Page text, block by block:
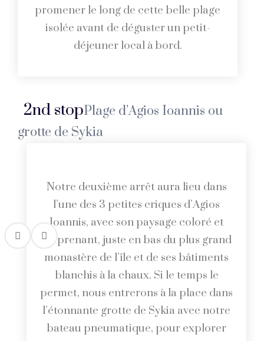
promener le long de cette belle plage
isolée avant de déguster un petit-
déjeuner local à bord.
2nd stopPlage d’Agios Ioannis ou
grotte de Sykia
Notre deuxième arrêt aura lieu dans
l’une des 3 petites criques d’Agios
Ioannis, avec son paysage coloré et
surprenant, juste en bas du plus grand
monastère de l’île et de ses bâtiments
blanchis à la chaux. Si le temps le
permet, nous entrerons à la place dans
l’étonnante grotte de Sykia avec notre
bateau pneumatique, pour explorer